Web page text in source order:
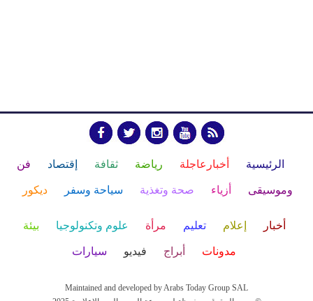
الرئيسية أخبارعاجلة رياضة ثقافة إقتصاد فن
وموسيقى أزياء صحة وتغذية سياحة وسفر ديكور
أخبار إعلام تعليم مرأة علوم وتكنولوجيا بيئة
مدونات أبراج فيديو سيارات
Maintained and developed by Arabs Today Group SAL